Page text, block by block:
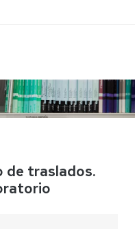
de traslados.